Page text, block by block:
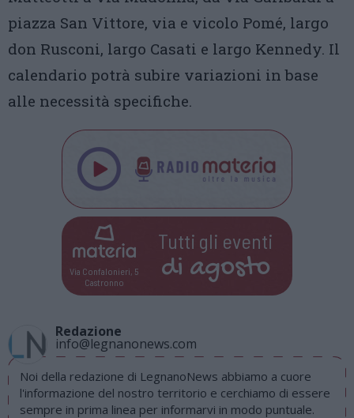
piazza San Vittore, via e vicolo Pomé, largo
don Rusconi, largo Casati e largo Kennedy. Il
calendario potrà subire variazioni in base
alle necessità specifiche.
Via Confalonieri, 5
Castronno
Tutti gli eventi
di agosto
Redazione
info@legnanonews.com
Noi della redazione di LegnanoNews abbiamo a cuore
l'informazione del nostro territorio e cerchiamo di essere
sempre in prima linea per informarvi in modo puntuale.